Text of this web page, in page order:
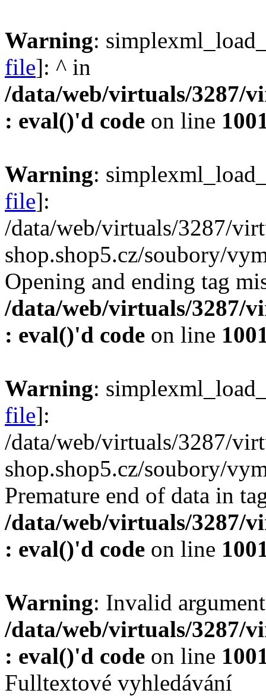
Warning:
file]: ^ in
/data/web/virtuals/3287/
: eval()'d code on line
Warning:
file]:
/data/web/virtuals/3287/
shop.shop5.cz/soubory/
Opening and ending tag
/data/web/virtuals/3287/
: eval()'d code on line
Warning:
file]:
/data/web/virtuals/3287/
shop.shop5.cz/soubory/
Premature end of data in
/data/web/virtuals/3287/
: eval()'d code on line
Warning: Invalid
/data/web/virtuals/3287/
: eval()'d code on line
Fulltextové vyhledávání